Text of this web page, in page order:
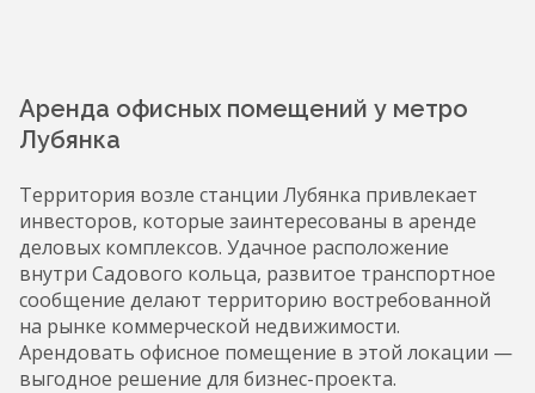
Аренда офисных помещений у метро
Лубянка
Территория возле станции Лубянка привлекает
инвесторов, которые заинтересованы в аренде
деловых комплексов. Удачное расположение
внутри Садового кольца, развитое транспортное
сообщение делают территорию востребованной
на рынке коммерческой недвижимости.
Арендовать офисное помещение в этой локации —
выгодное решение для бизнес-проекта.